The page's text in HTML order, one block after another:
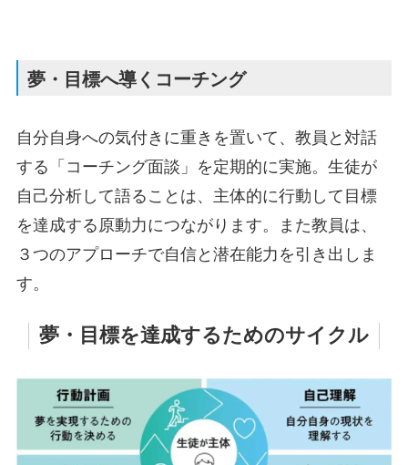
夢・目標へ導くコーチング
自分自身への気付きに重きを置いて、教員と対話
する「コーチング面談」を定期的に実施。生徒が
自己分析して語ることは、主体的に行動して目標
を達成する原動力につながります。また教員は、
３つのアプローチで自信と潜在能力を引き出しま
す。
夢・目標を達成するためのサイクル